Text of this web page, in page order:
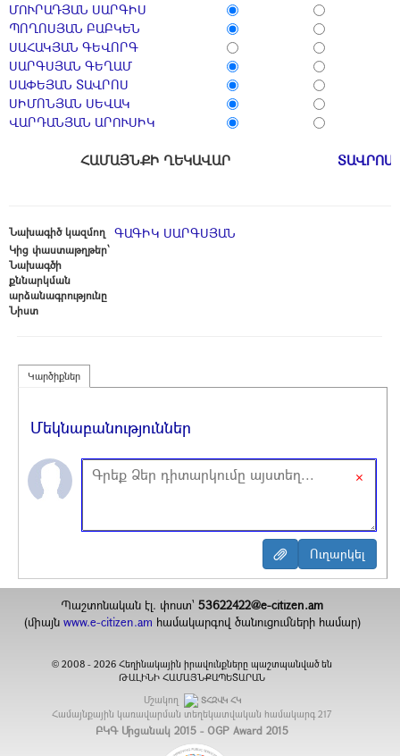
ՄՈՒՐԱԴՅԱՆ ՍԱՐԳԻՍ
ՊՈՂՈՍՅԱՆ ԲԱԲԿԵՆ
ՍԱՀԱԿՅԱՆ ԳԵՎՈՐԳ
ՍԱՐԳՍՅԱՆ ԳԵՂԱՄ
ՍԱՓԵՅԱՆ ՏԱՎՐՈՍ
ՍԻՄՈՆՅԱՆ ՍԵՎԱԿ
ՎԱՐԴԱՆՅԱՆ ԱՐՈՒՍԻԿ
ՀԱՄԱՅՆՔԻ ՂԵԿԱՎԱՐ ՏԱՎՐՈՍ
Նախագիծ կազմող ԳԱԳԻԿ ՍԱՐԳՍՅԱՆ
Կից փաստաթղթեր՝
Նախագծի
քննարկման
արձանագրությունը
Նիստ
Կարծիքներ
Մեկնաբանություններ
×
Պաշտոնական էլ. փոստ`53622422@e-citizen.am
(միայն www.e-citizen.am համակարգով ծանուցումների համար)
© 2008 -2026 Հեղինակային իրավունքները պաշտպանված են
ԹԱԼԻՆԻ ՀԱՄԱՅՆՔԱՊԵՏԱՐԱՆ
Մշակող
ՏՀԶՎԿ ՀԿ
Համայնքային կառավարման տեղեկատվական համակարգ 217
ԲԿԳ Մրցանակ 2015 - OGP Award 2015